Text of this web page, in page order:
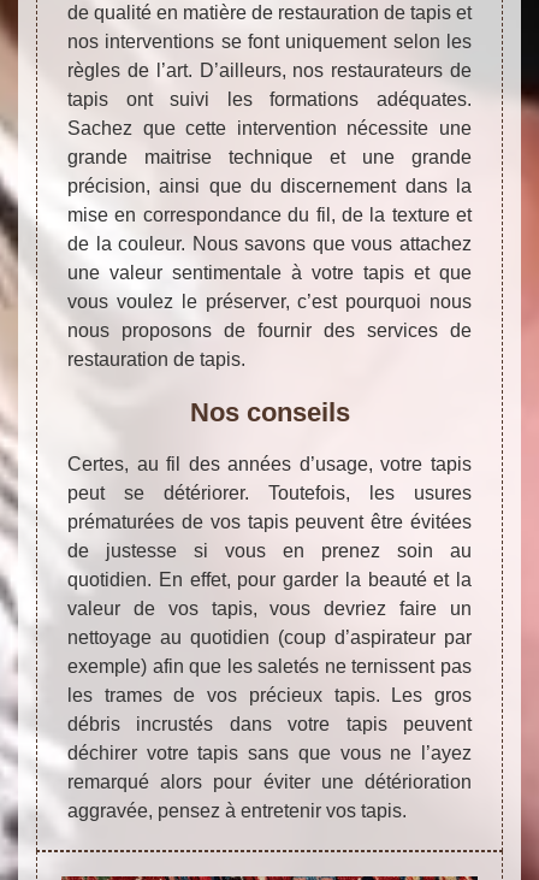
de qualité en matière de restauration de tapis et
nos interventions se font uniquement selon les
règles de l’art. D’ailleurs, nos restaurateurs de
tapis ont suivi les formations adéquates.
Sachez que cette intervention nécessite une
grande maitrise technique et une grande
précision, ainsi que du discernement dans la
mise en correspondance du fil, de la texture et
de la couleur. Nous savons que vous attachez
une valeur sentimentale à votre tapis et que
vous voulez le préserver, c’est pourquoi nous
nous proposons de fournir des services de
restauration de tapis.
Nos conseils
Certes, au fil des années d’usage, votre tapis
peut se détériorer. Toutefois, les usures
prématurées de vos tapis peuvent être évitées
de justesse si vous en prenez soin au
quotidien. En effet, pour garder la beauté et la
valeur de vos tapis, vous devriez faire un
nettoyage au quotidien (coup d’aspirateur par
exemple) afin que les saletés ne ternissent pas
les trames de vos précieux tapis. Les gros
débris incrustés dans votre tapis peuvent
déchirer votre tapis sans que vous ne l’ayez
remarqué alors pour éviter une détérioration
aggravée, pensez à entretenir vos tapis.